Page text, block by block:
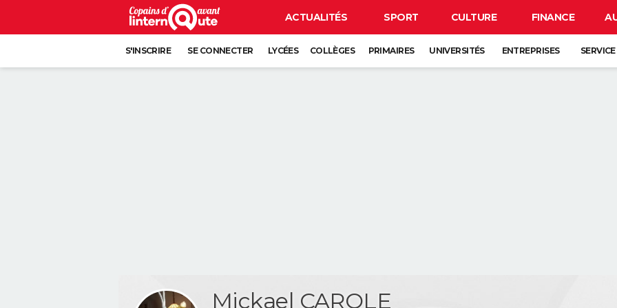
ACTUALITÉS SPORT CULTURE FINANCE
S'INSCRIRE SE CONNECTER LYCÉES COLLÈGES PRIMAIRES UNIVERSITÉS ENTREPRISES
Mickael CAROLE